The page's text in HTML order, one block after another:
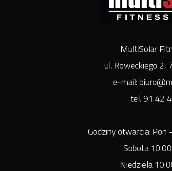
MultiSolar
ul. Roweckiego 2,
e-mail:
tel. 91 42
Godziny otwarcia:
Sobota
Niedziela